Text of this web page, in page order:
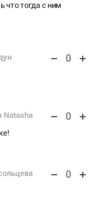
что тогда с ним
0
Natasha 0
0